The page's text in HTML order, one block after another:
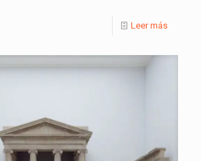
Leer más